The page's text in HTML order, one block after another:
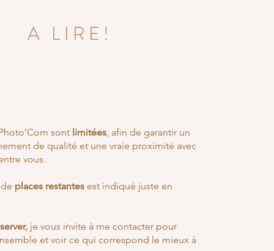
A LIRE!
sont limitées, afin de garantir un
de qualité et une vraie proximité avec
vous.
places restantes est indiqué juste en
je vous invite à me contacter pour
et voir ce qui correspond le mieux à